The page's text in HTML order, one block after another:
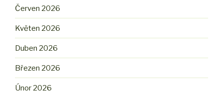
Červen 2026
Květen 2026
Duben 2026
Březen 2026
Únor 2026